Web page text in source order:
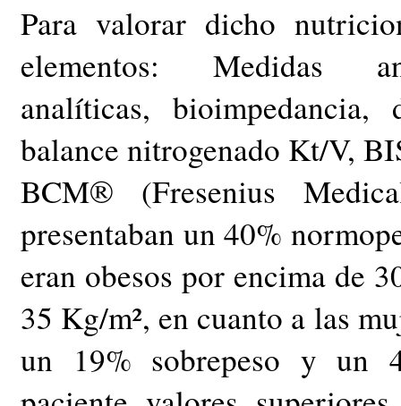
Para valorar dicho
elementos: Medidas
analíticas,
balance nitrogenado Kt/V,
BCM® (Fresenius
presentaban un 40%
eran obesos por encima de
35 Kg/m², en cuanto a las
un 19% sobrepeso y un